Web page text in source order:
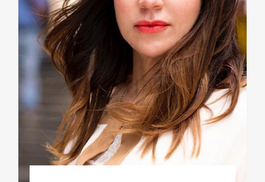
ΔΙΔΑΚΤΟΡΙΚΑ
ΕΚΠΑΙΔΕΥΤΙΚΑ ΙΔΡΥΜΑΤΑ
ΠΟΛΙΤΙΣΤΙΚΟΙ ΦΟΡΕΙΣ
ΧΩΡΟΙ ΤΕΧΝΗΣ